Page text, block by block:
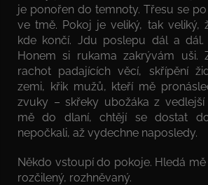
je ponořen do temnoty. Třesu se
ve tmě. Pokoj je veliký, tak veliký,
kde končí. Jdu poslepu dál a dál.
Honem si rukama zakrývám uši.
rachot padajících věcí, skřípění
zemi, křik mužů, kteří mě
zvuky – skřeky ubožáka z vedlejší
mě do dlaní, chtějí se dostat
nepočkali, až vydechne naposledy.
Někdo vstoupí do pokoje. Hledá
rozčilený, rozhněvaný.